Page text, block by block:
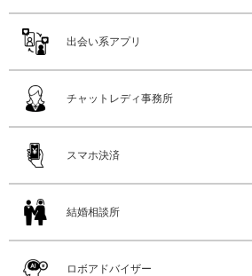
出会い系アプリ
チャットレディ事務所
スマホ決済
結婚相談所
ロボアドバイザー